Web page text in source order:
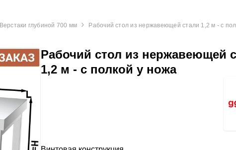
Верстаки глубиной 700 мм Рабочий стол из нержавеющей стали 1,2 м - с
Рабочий стол из нержавеющей
1,2 м - с полкой у ножа
стали с раздвижной